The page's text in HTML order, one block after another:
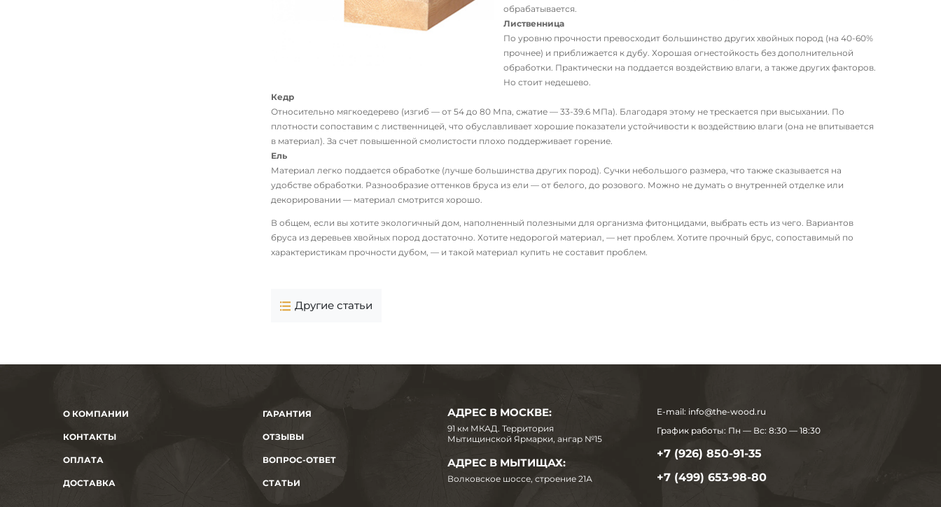
обрабатывается.
Лиственница
По уровню прочности превосходит большинство других хвойных пород (на 40-60%
прочнее) и приближается к дубу. Хорошая огнестойкость без дополнительной
обработки. Практически на поддается воздействию влаги, а также других факторов.
Но стоит недешево.
Кедр
Относительно мягкоедерево (изгиб — от 54 до 80 Мпа, сжатие — 33-39.6 МПа). Благодаря этому не трескается при высыхании. По
плотности сопоставим с лиственницей, что обуславливает хорошие показатели устойчивости к воздействию влаги (она не впитывается
в материал). За счет повышенной смолистости плохо поддерживает горение.
Ель
Материал легко поддается обработке (лучше большинства других пород). Сучки небольшого размера, что также сказывается на
удобстве обработки. Разнообразие оттенков бруса из ели — от белого, до розового. Можно не думать о внутренней отделке или
декорировании — материал смотрится хорошо.
В общем, если вы хотите экологичный дом, наполненный полезными для организма фитонцидами, выбрать есть из чего. Вариантов
бруса из деревьев хвойных пород достаточно. Хотите недорогой материал, — нет проблем. Хотите прочный брус, сопоставимый по
характеристикам прочности дубом, — и такой материал купить не составит проблем.
Другие статьи
О КОМПАНИИ
КОНТАКТЫ
ОПЛАТА
ДОСТАВКА
ГАРАНТИЯ
ОТЗЫВЫ
ВОПРОС-ОТВЕТ
СТАТЬИ
АДРЕС В МОСКВЕ:
91 км МКАД. Территория
Мытищинской Ярмарки, ангар №15
АДРЕС В МЫТИЩАХ:
Волковское шоссе, строение 21А
E-mail: info@the-wood.ru
График работы: Пн — Вс: 8:30 — 18:30
+7 (926) 850-91-35
+7 (499) 653-98-80